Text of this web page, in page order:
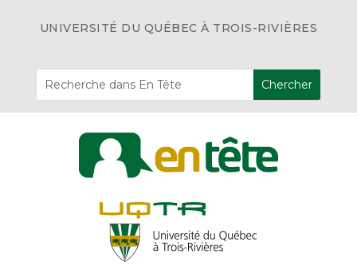
UNIVERSITÉ DU QUÉBEC À TROIS-RIVIÈRES